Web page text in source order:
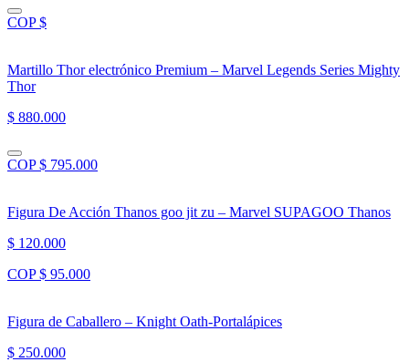
COP $
Martillo Thor electrónico Premium – Marvel Legends Series Mighty
Thor
$ 880.000
COP $ 795.000
Figura De Acción Thanos goo jit zu – Marvel SUPAGOO Thanos
$ 120.000
COP $ 95.000
Figura de Caballero – Knight Oath-Portalápices
$ 250.000